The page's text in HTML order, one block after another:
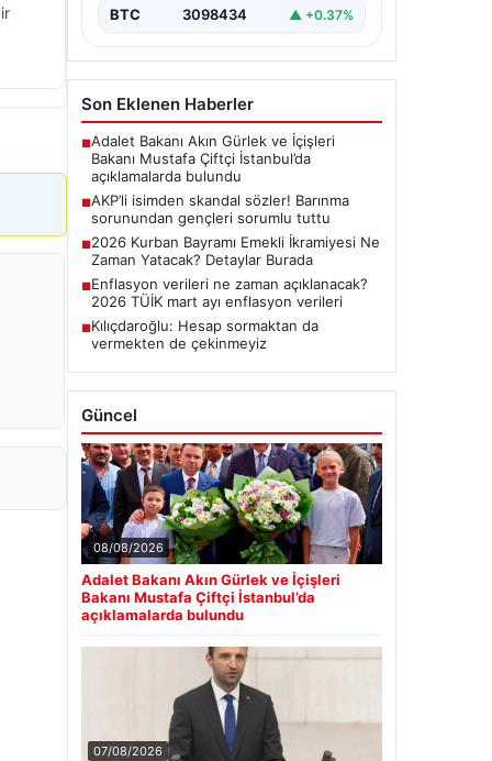
BTC 3098434 ▲ +0.37%
Son Eklenen Haberler
■Adalet Bakanı Akın Gürlek ve İçişleri
Bakanı Mustafa Çiftçi İstanbul’da
açıklamalarda bulundu
■AKP’li isimden skandal sözler! Barınma
sorunundan gençleri sorumlu tuttu
■2026 Kurban Bayramı Emekli İkramiyesi Ne
Zaman Yatacak? Detaylar Burada
■Enflasyon verileri ne zaman açıklanacak?
2026 TÜİK mart ayı enflasyon verileri
■Kılıçdaroğlu: Hesap sormaktan da
vermekten de çekinmeyiz
Güncel
08/08/2026
Adalet Bakanı Akın Gürlek ve İçişleri
Bakanı Mustafa Çiftçi İstanbul’da
açıklamalarda bulundu
07/08/2026